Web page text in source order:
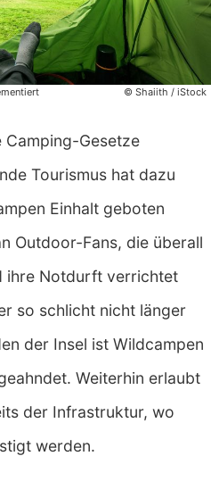
© Shaiith / iStock
Camping-Gesetze
Tourismus hat dazu
Einhalt geboten
Outdoor-Fans, die überall
ihre Notdurft verrichtet
so schlicht nicht länger
der Insel ist Wildcampen
Weiterhin erlaubt
der Infrastruktur, wo
werden.